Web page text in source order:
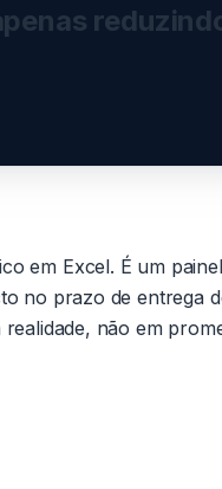
em Excel. É um
no prazo de entrega
não em